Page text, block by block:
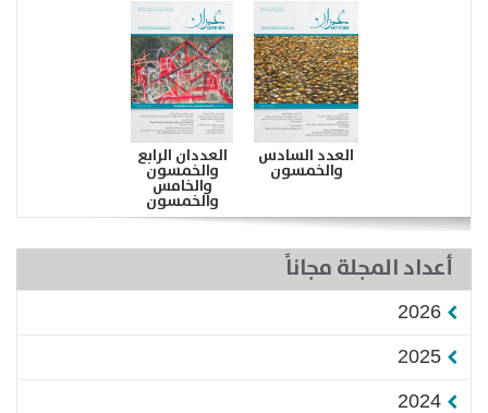
العدد السادس
والخمسون
العددان الرابع
والخمسون
والخامس
والخمسون
أعداد المجلة مجاناً
2026
2025
2024